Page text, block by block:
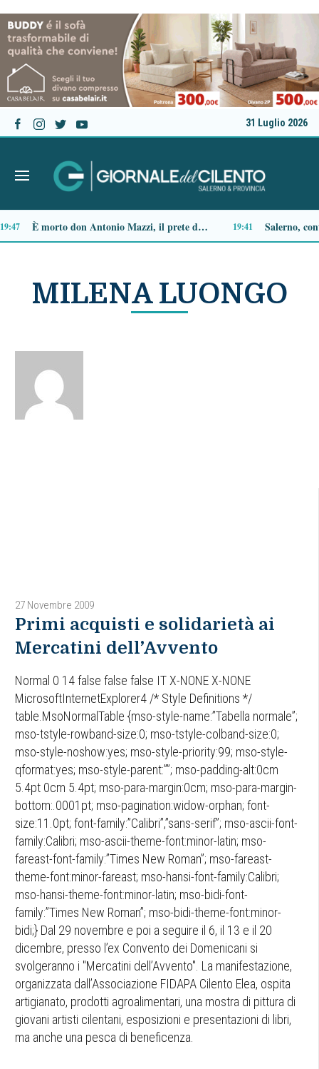
31 Luglio 2026
Ascea, Pietro D’Angiolillo: «La nuova giunta guarda al futuro, con gli occhi del passato» 13:11
MILENA LUONGO
27 Novembre 2009
Primi acquisti e solidarietà ai
Mercatini dell’Avvento
Normal 0 14 false false false IT X-NONE X-NONE
MicrosoftInternetExplorer4 /* Style Definitions */
table.MsoNormalTable {mso-style-name:”Tabella normale”;
mso-tstyle-rowband-size:0; mso-tstyle-colband-size:0;
mso-style-noshow:yes; mso-style-priority:99; mso-style-
qformat:yes; mso-style-parent:””; mso-padding-alt:0cm
5.4pt 0cm 5.4pt; mso-para-margin:0cm; mso-para-margin-
bottom:.0001pt; mso-pagination:widow-orphan; font-
size:11.0pt; font-family:”Calibri”,”sans-serif”; mso-ascii-font-
family:Calibri; mso-ascii-theme-font:minor-latin; mso-
fareast-font-family:”Times New Roman”; mso-fareast-
theme-font:minor-fareast; mso-hansi-font-family:Calibri;
mso-hansi-theme-font:minor-latin; mso-bidi-font-
family:”Times New Roman”; mso-bidi-theme-font:minor-
bidi;} Dal 29 novembre e poi a seguire il 6, il 13 e il 20
dicembre, presso l’ex Convento dei Domenicani si
svolgeranno i "Mercatini dell’Avvento". La manifestazione,
organizzata dall’Associazione FIDAPA Cilento Elea, ospita
artigianato, prodotti agroalimentari, una mostra di pittura di
giovani artisti cilentani, esposizioni e presentazioni di libri,
ma anche una pesca di beneficenza.